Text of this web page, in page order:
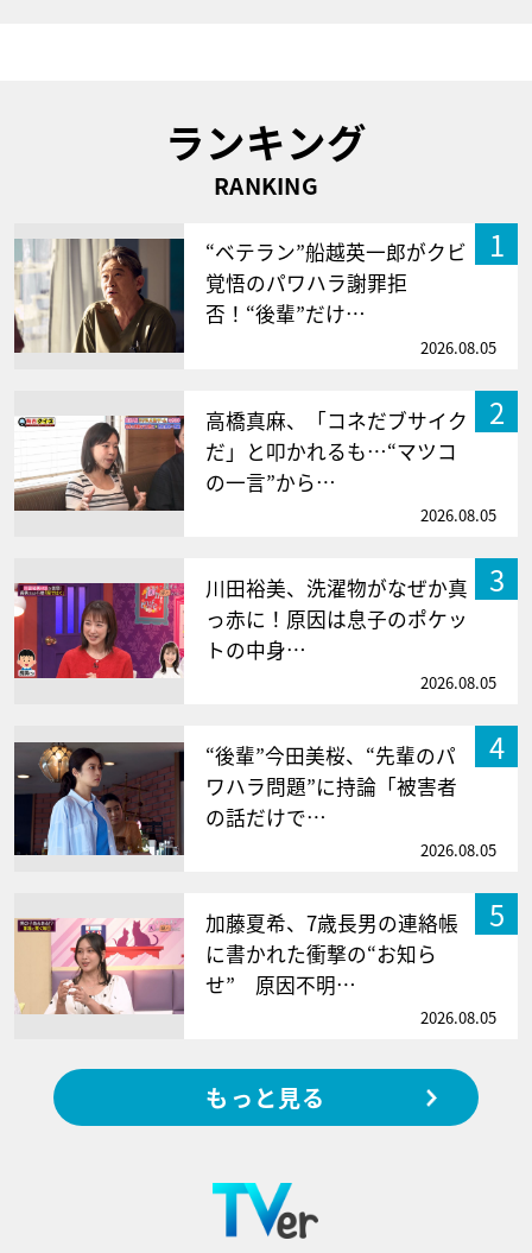
ランキング
RANKING
1
“ベテラン”船越英一郎がクビ
覚悟のパワハラ謝罪拒
否！“後輩”だけ…
2026.08.05
2
高橋真麻、「コネだブサイク
だ」と叩かれるも…“マツコ
の一言”から…
2026.08.05
3
川田裕美、洗濯物がなぜか真
っ赤に！原因は息子のポケッ
トの中身…
2026.08.05
4
“後輩”今田美桜、“先輩のパ
ワハラ問題”に持論「被害者
の話だけで…
2026.08.05
5
加藤夏希、7歳長男の連絡帳
に書かれた衝撃の“お知ら
せ” 原因不明…
2026.08.05
もっと見る